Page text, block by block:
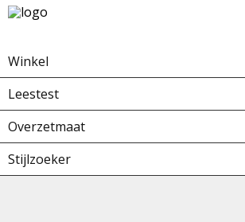
Winkel
Leestest
Overzetmaat
Stijlzoeker
Home Winkel